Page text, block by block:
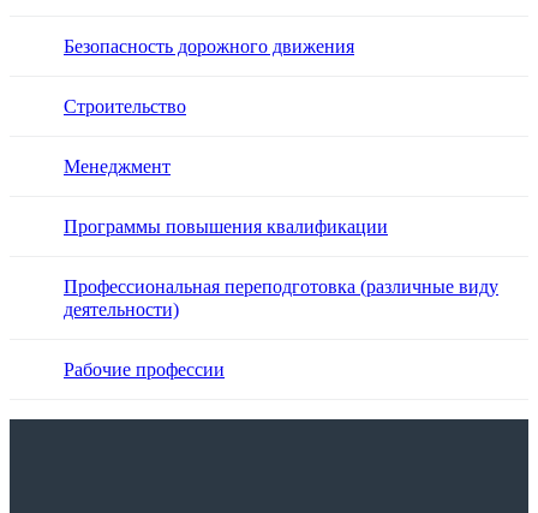
Безопасность дорожного движения
Строительство
Менеджмент
Программы повышения квалификации
Профессиональная переподготовка (различные виду
деятельности)
Рабочие профессии